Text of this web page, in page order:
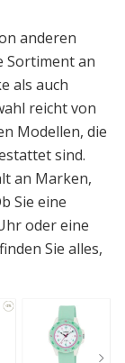
anderen
Sortiment an
als auch
reicht von
Modellen, die
sind.
an Marken,
Sie eine
oder eine
Sie alles,